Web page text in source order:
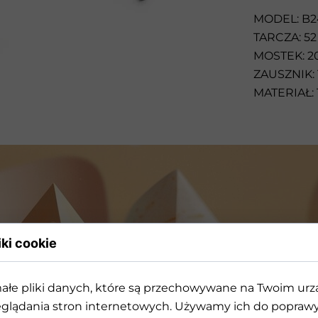
geometrii
MODEL:
TARCZA: 52
MOSTEK:
ZAUSZNIK:
MATERIAŁ:
cookie
pliki danych, które są przechowywane na Twoim
stron internetowych. Używamy ich do poprawy